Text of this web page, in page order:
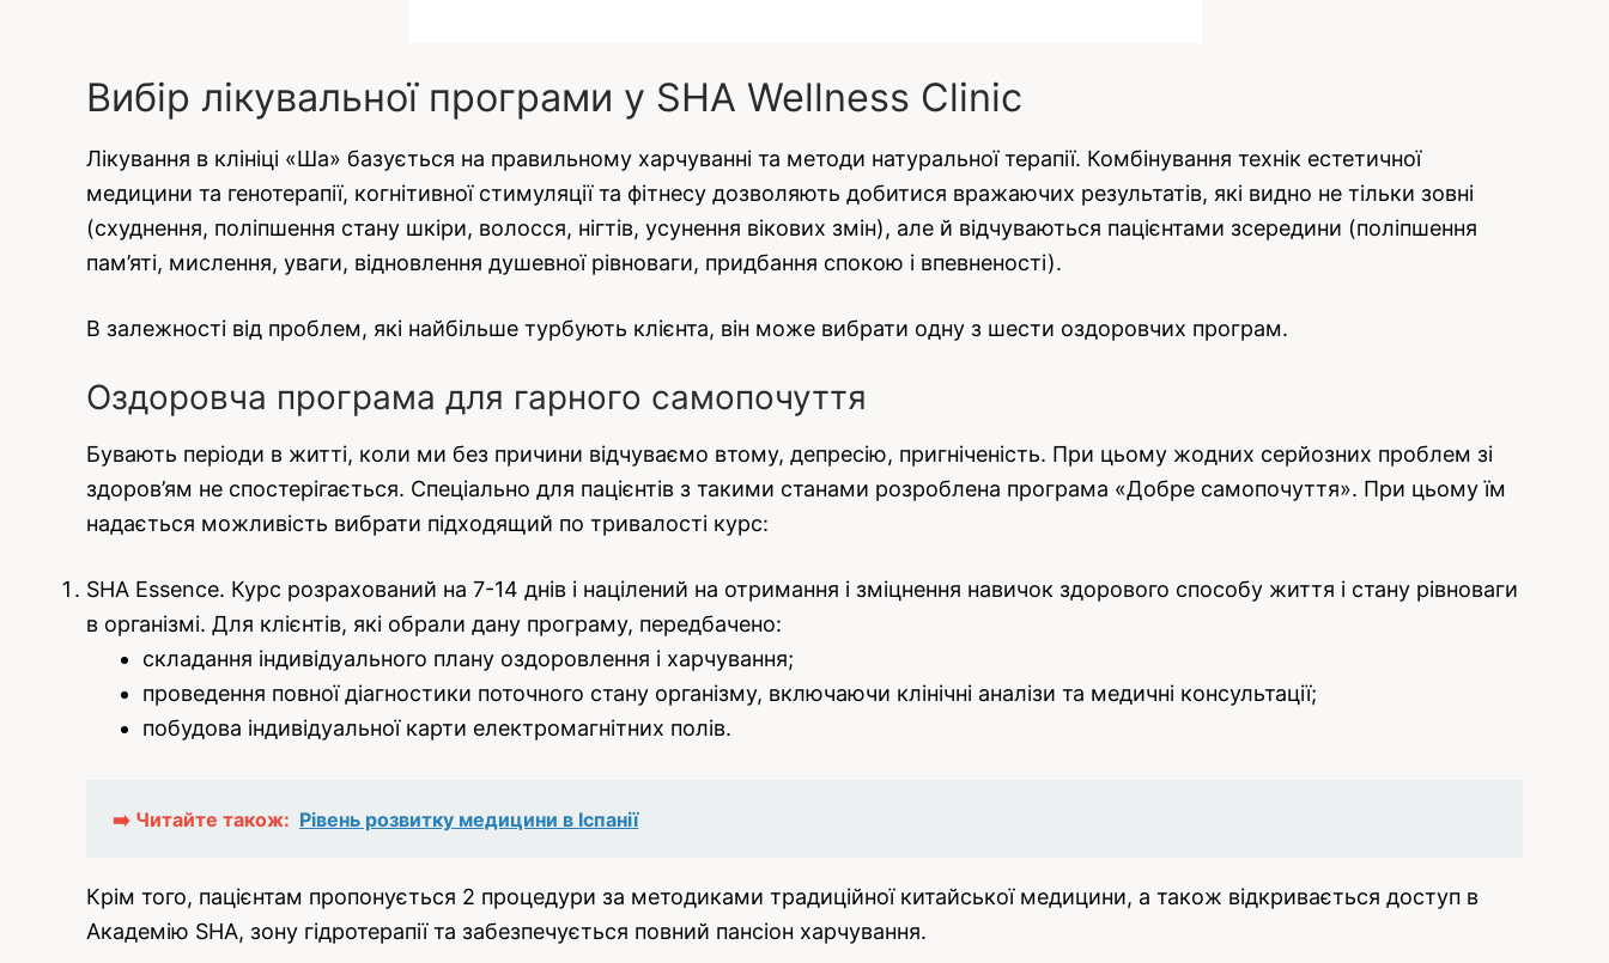
Вибір лікувальної програми у SHA Wellness Clinic
Лікування в клініці «Ша» базується на правильному харчуванні та методи натуральної терапії. Комбінування технік естетичної
медицини та генотерапії, когнітивної стимуляції та фітнесу дозволяють добитися вражаючих результатів, які видно не тільки зовні
(схуднення, поліпшення стану шкіри, волосся, нігтів, усунення вікових змін), але й відчуваються пацієнтами зсередини (поліпшення
пам’яті, мислення, уваги, відновлення душевної рівноваги, придбання спокою і впевненості).
В залежності від проблем, які найбільше турбують клієнта, він може вибрати одну з шести оздоровчих програм.
Оздоровча програма для гарного самопочуття
Бувають періоди в житті, коли ми без причини відчуваємо втому, депресію, пригніченість. При цьому жодних серйозних проблем зі
здоров’ям не спостерігається. Спеціально для пацієнтів з такими станами розроблена програма «Добре самопочуття». При цьому їм
надається можливість вибрати підходящий по тривалості курс:
SHA Essence. Курс розрахований на 7-14 днів і націлений на отримання і зміцнення навичок здорового способу життя і стану рівноваги
в організмі. Для клієнтів, які обрали дану програму, передбачено:
складання індивідуального плану оздоровлення і харчування;
проведення повної діагностики поточного стану організму, включаючи клінічні аналізи та медичні консультації;
побудова індивідуальної карти електромагнітних полів.
➡️ Читайте також: Рівень розвитку медицини в Іспанії
Крім того, пацієнтам пропонується 2 процедури за методиками традиційної китайської медицини, а також відкривається доступ в
Академію SHA, зону гідротерапії та забезпечується повний пансіон харчування.